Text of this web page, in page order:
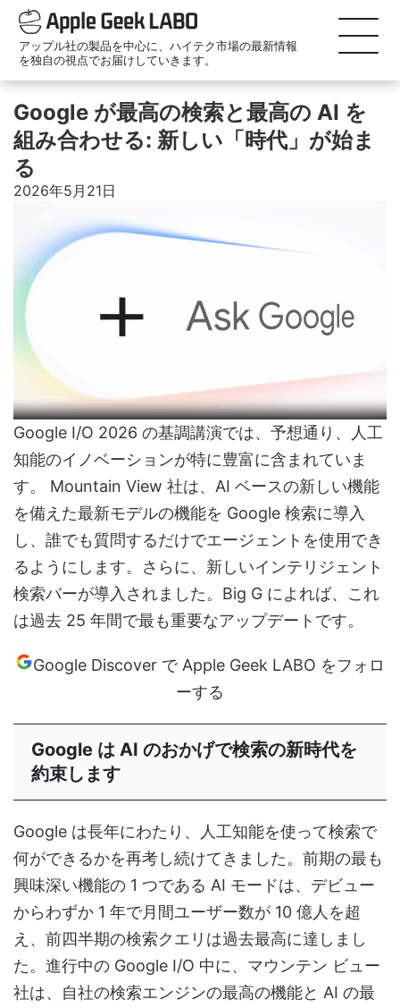
アップル社の製品を中心に、ハイテク市場の最新情報
を独自の視点でお届けしていきます。
Google が最高の検索と最高の AI を
組み合わせる: 新しい「時代」が始ま
る
2026年5月21日
Google I/O 2026 の基調講演では、予想通り、人工
知能のイノベーションが特に豊富に含まれていま
す。 Mountain View 社は、AI ベースの新しい機能
を備えた最新モデルの機能を Google 検索に導入
し、誰でも質問するだけでエージェントを使用でき
るようにします。さらに、新しいインテリジェント
検索バーが導入されました。Big G によれば、これ
は過去 25 年間で最も重要なアップデートです。
Google Discover で Apple Geek LABO をフォロ
ーする
Google は AI のおかげで検索の新時代を
約束します
Google は長年にわたり、人工知能を使って検索で
何ができるかを再考し続けてきました。前期の最も
興味深い機能の 1 つである AI モードは、デビュー
からわずか 1 年で月間ユーザー数が 10 億人を超
え、前四半期の検索クエリは過去最高に達しまし
た。進行中の Google I/O 中に、マウンテン ビュー
社は、自社の検索エンジンの最高の機能と AI の最